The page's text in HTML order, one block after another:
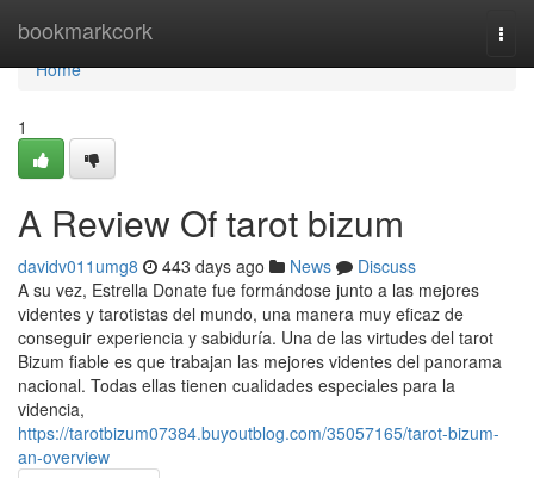
bookmarkcork
Home
Home
1
A Review Of tarot bizum
davidv011umg8 443 days ago News
Discuss
A su vez, Estrella Donate fue formándose junto a las mejores
videntes y tarotistas del mundo, una manera muy eficaz de
conseguir experiencia y sabiduría. Una de las virtudes del tarot
Bizum fiable es que trabajan las mejores videntes del panorama
nacional. Todas ellas tienen cualidades especiales para la
videncia,
https://tarotbizum07384.buyoutblog.com/35057165/tarot-bizum-
an-overview